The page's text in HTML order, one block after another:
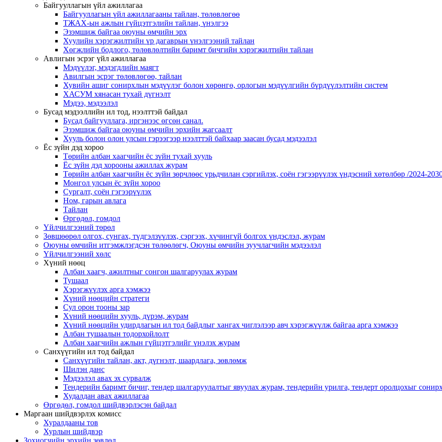
Байгууллагын үйл ажиллагаа
Байгууллагын үйл ажиллагааны тайлан, төлөвлөгөө
ТЖАХ-ын ажлын гүйцэтгэлийн тайлан, үнэлгээ
Эзэмшиж байгаа оюуны өмчийн эрх
Хуулийн хэрэгжилтийн үр дагаврын үнэлгээний тайлан
Хөгжлийн бодлого, төлөвлөлтийн баримт бичгийн хэрэгжилтийн тайлан
Авлигын эсрэг үйл ажиллагаа
Мэдүүлэг, мэдэгдлийн маягт
Авилгын эсрэг төлөвлөгөө, тайлан
Хувийн ашиг сонирхлын мэдүүлэг болон хөрөнгө, орлогын мэдүүлгийн бүрдүүлэлтийн систем
ХАСУМ хянасан тухай дүгнэлт
Мэдээ, мэдээлэл
Бусад мэдээллийн ил тод, нээлттэй байдал
Бусад байгууллага, иргэнээс өгсөн санал.
Эзэмшиж байгаа оюуны өмчийн эрхийн жагсаалт
Хууль болон олон улсын гэрээгээр нээлттэй байхаар заасан бусад мэдээлэл
Ёс зүйн дэд хороо
Төрийн албан хаагчийн ёс зүйн тухай хууль
Ёс зүйн дэд хорооны ажиллах журам
Төрийн албан хаагчийн ёс зүйн зөрчлөөс урьдчилан сэргийлэх, соён гэгээрүүлэх үндэсний хөтөлбөр /2024-
Монгол улсын ёс зүйн хороо
Cургалт, cоён гэгээрүүлэх
Ном, гарын авлага
Тайлан
Өргөдөл, гомдол
Үйлчилгээний төрөл
Зөвшөөрөл олгох, сунгах, түдгэлзүүлэх, сэргээх, хүчингүй болгох үндэслэл, журам
Оюуны өмчийн итгэмжлэгдсэн төлөөлөгч, Оюуны өмчийн зуучлагчийн мэдээлэл
Үйлчилгээний хөлс
Хүний нөөц
Албан хаагч, ажилтныг сонгон шалгаруулах журам
Тушаал
Хэрэгжүүлэх арга хэмжээ
Хүний нөөцийн стратеги
Сул орон тооны зар
Хүний нөөцийн хууль, дүрэм, журам
Хүний нөөцийн удирдлагын ил тод байдлыг хангах чиглэлээр авч хэрэгжүүлж байгаа арга хэмжээ
Албан тушаалын тодорхойлолт
Албан хаагчийн ажлын гүйцэтгэлийг үнэлэх журам
Санхүүгийн ил тод байдал
Санхүүгийн тайлан, акт, дүгнэлт, шаардлага, зөвлөмж
Шилэн данс
Мэдээлэл авах эх сурвалж
Тендерийн баримт бичиг, тендер шалгаруулалтыг явуулах журам, тендерийн урилга, тендерт оролцохыг
Худалдан авах ажиллагаа
Өргөдөл, гомдол шийдвэрлэсэн байдал
Маргаан шийдвэрлэх комисс
Хуралдааны тов
Хурлын шийдвэр
Зохиогчийн эрхийн зөвлөл